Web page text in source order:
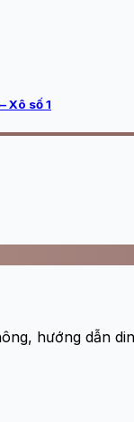
Xô số 1
hướng dẫn